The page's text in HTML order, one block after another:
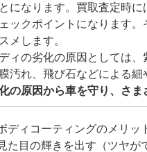
になります。買取査定時
ックポイントになります
メします。
ィの劣化の原因としては
汚れ、飛び石などによる細
の原因から車を守り、さ
ディコーティングのメリッ
た目の輝きを出す（ツヤが